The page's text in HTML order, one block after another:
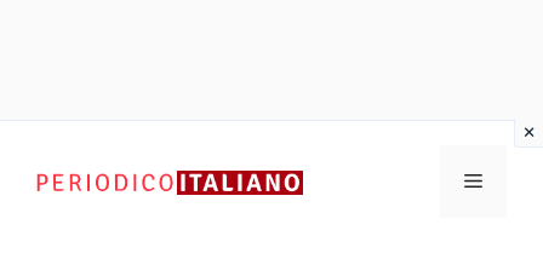
contenuto
Menu